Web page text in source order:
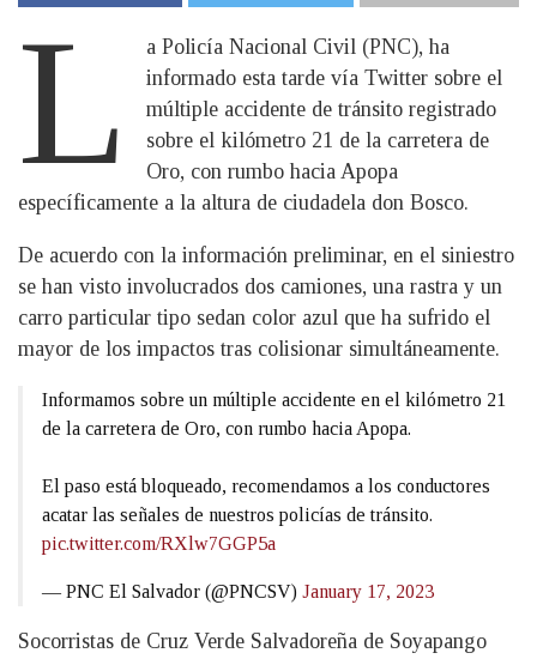
L
a Policía Nacional Civil (PNC), ha
informado esta tarde vía Twitter sobre el
múltiple accidente de tránsito registrado
sobre el kilómetro 21 de la carretera de
Oro, con rumbo hacia Apopa
específicamente a la altura de ciudadela don Bosco.
De acuerdo con la información preliminar, en el siniestro
se han visto involucrados dos camiones, una rastra y un
carro particular tipo sedan color azul que ha sufrido el
mayor de los impactos tras colisionar simultáneamente.
Informamos sobre un múltiple accidente en el kilómetro 21
de la carretera de Oro, con rumbo hacia Apopa.
El paso está bloqueado, recomendamos a los conductores
acatar las señales de nuestros policías de tránsito.
pic.twitter.com/RXlw7GGP5a
— PNC El Salvador (@PNCSV) January 17, 2023
Socorristas de Cruz Verde Salvadoreña de Soyapango